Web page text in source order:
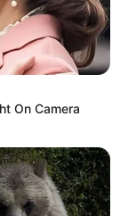
On Camera